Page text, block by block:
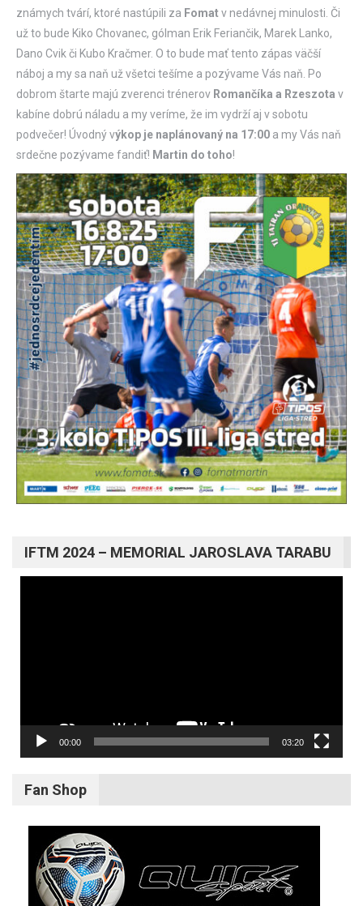
známych tvárí, ktoré nastúpili za Fomatv nedávnej minulosti. Či
už to bude Kiko Chovanec, gólman Erik Feriančik, Marek Lanko,
Dano Cvik či Kubo Kračmer. O to bude mať tento zápas väčší
náboj a my sa naň už všetci tešíme a pozývame Vás naň. Po
dobrom štarte majú zverenci trénerov Romančíka a Rzeszota v
kabíne dobrú náladu a my veríme, že im vydrží aj v sobotu
podvečer! Úvodný výkop je naplánovaný na 17:00 a my Vás naň
srdečne pozývame fandiť! Martin do toho!
IFTM 2024 – MEMORIAL JAROSLAVA TARABU
00:00 03:20
Fan Shop